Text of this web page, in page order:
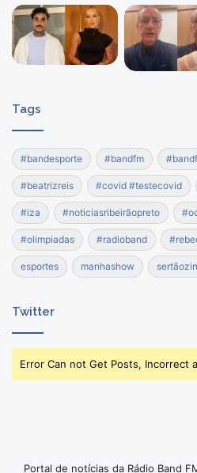
Tags
#bandesporte #bandfm
#beatrizreis #covid #testecovid
#iza #noticiasribeirãopreto
#olimpiadas #radioband
esportes manhashow
Twitter
Error Can not Get Posts, Incorrect
Portal de notícias da Rádio Band